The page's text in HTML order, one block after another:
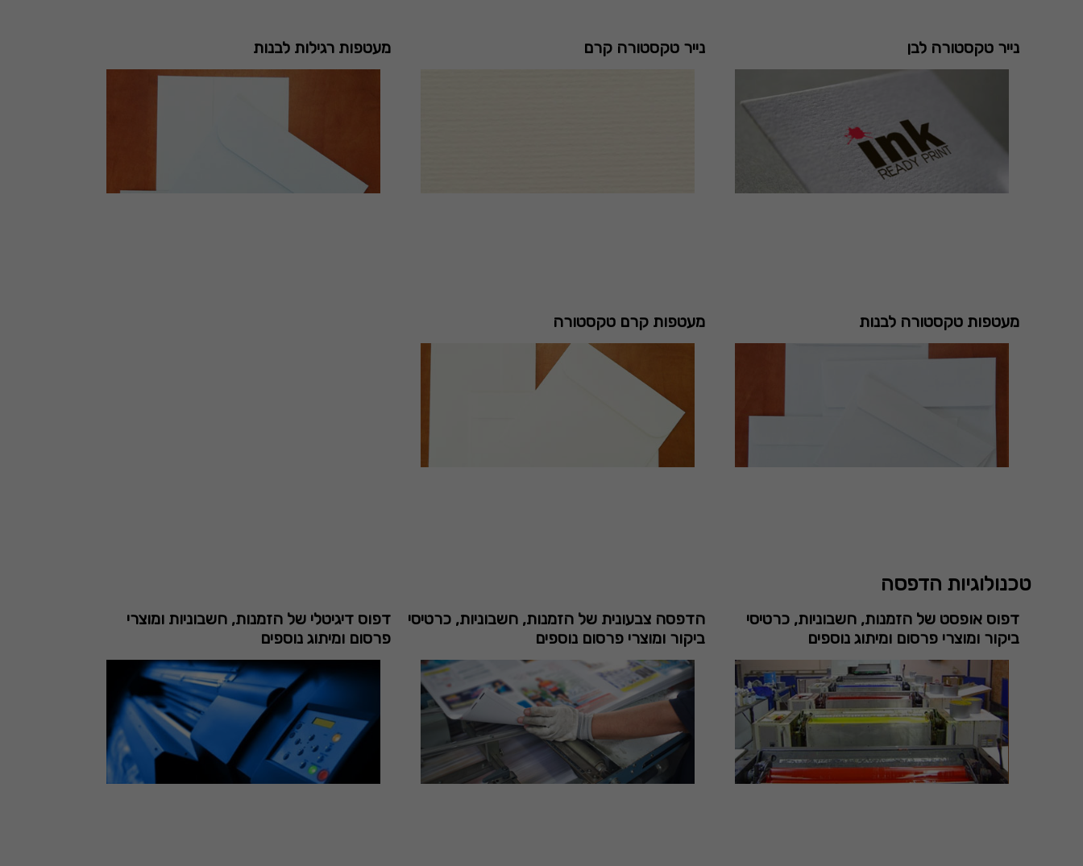
נייר טקסטורה לבן נייר טקסטורה קרם מעטפות רגילות לבנות
מעטפות טקסטורה לבנות מעטפות קרם טקסטורה
טכנולוגיות הדפסה
דפוס אופסט של הזמנות, חשבוניות, כרטיסי
ביקור ומוצרי פרסום ומיתוג נוספים
הדפסה צבעונית של הזמנות, חשבוניות, כרטיסי
ביקור ומוצרי פרסום נוספים
דפוס דיגיטלי של הזמנות, חשבוניות ומוצרי
פרסום ומיתוג נוספים